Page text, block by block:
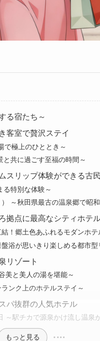
る宿たち～
客室で贅沢ステイ
で極上のひととき～
共に過ごす至福の時間～
スリップ体験ができる古
る特別な体験～
～秋田県最古の温泉郷で昭
拠点に最高なシティホテ
！郷土色あふれるモダンホテ
浴が思いきり楽しめる都市型
リゾート
美と美人の湯を堪能～
ンク上のホテルステイ～
パ抜群の人気ホテル
～駅チカで源泉かけ流し温泉
もっと見る